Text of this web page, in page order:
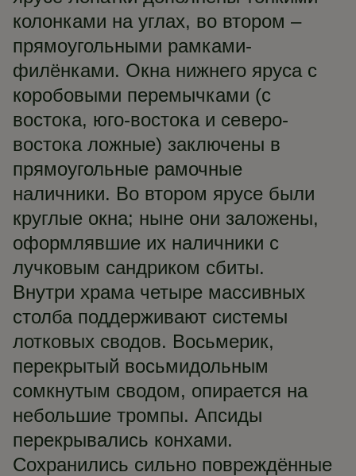
колонками на углах, во втором –
прямоугольными рамками-
филёнками. Окна нижнего яруса с
коробовыми перемычками (с
востока, юго-востока и северо-
востока ложные) заключены в
прямоугольные рамочные
наличники. Во втором ярусе были
круглые окна; ныне они заложены,
оформлявшие их наличники с
лучковым сандриком сбиты.
Внутри храма четыре массивных
столба поддерживают системы
лотковых сводов. Восьмерик,
перекрытый восьмидольным
сомкнутым сводом, опирается на
небольшие тромпы. Апсиды
перекрывались конхами.
Сохранились сильно повреждённые